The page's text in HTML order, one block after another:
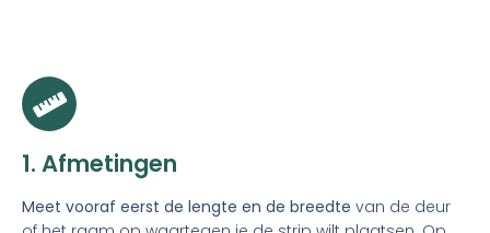
1. Afmetingen
Meet vooraf eerst de lengte en de breedte van de deur